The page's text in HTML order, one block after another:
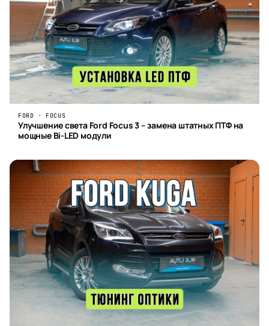
FORD · FOCUS
Улучшение света Ford Focus 3 – замена штатных ПТФ на
мощные Bi-LED модули